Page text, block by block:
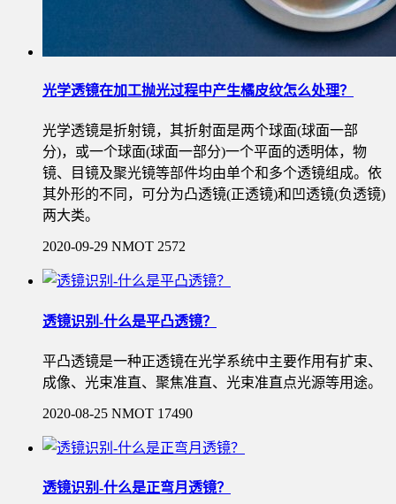
光学透镜在加工抛光过程中产生橘皮纹怎么处理？
光学透镜是折射镜，其折射面是两个球面(球面一部
分)，或一个球面(球面一部分)一个平面的透明体，物
镜、目镜及聚光镜等部件均由单个和多个透镜组成。依
其外形的不同，可分为凸透镜(正透镜)和凹透镜(负透镜)
两大类。
2020-09-29 NMOT 2572
透镜识别-什么是平凸透镜？
平凸透镜是一种正透镜在光学系统中主要作用有扩束、
成像、光束准直、聚焦准直、光束准直点光源等用途。
2020-08-25 NMOT 17490
透镜识别-什么是正弯月透镜？